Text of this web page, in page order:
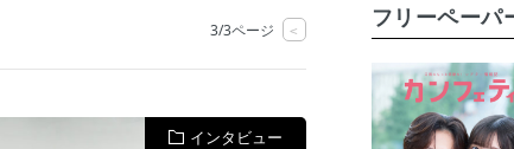
3/3ページ <
インタビュー
フリーペーパ